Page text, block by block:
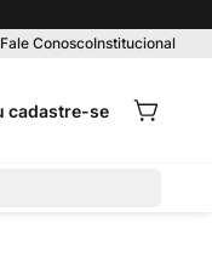
Fale ConoscoInstitucional